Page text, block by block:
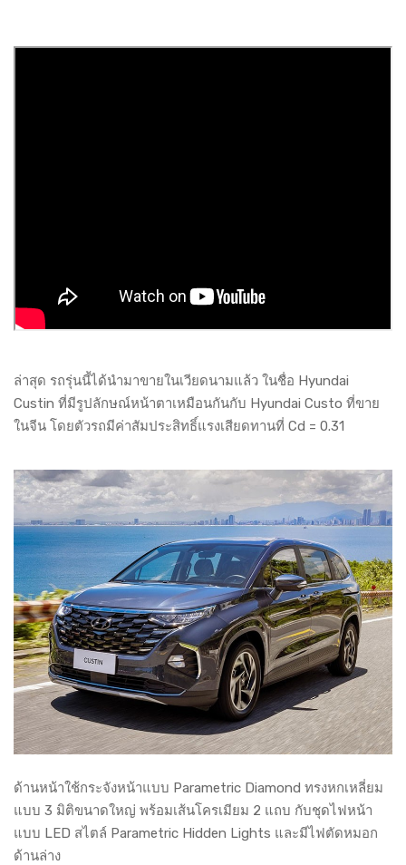
ล่าสุด รถรุ่นนี้ได้นำมาขายในเวียดนามแล้ว ในชื่อ Hyundai
Custin ที่มีรูปลักษณ์หน้าตาเหมือนกันกับ Hyundai Custo ที่ขาย
ในจีน โดยตัวรถมีค่าสัมประสิทธิ์แรงเสียดทานที่ Cd = 0.31
ด้านหน้าใช้กระจังหน้าแบบ Parametric Diamond ทรงหกเหลี่ยม
แบบ 3 มิติขนาดใหญ่ พร้อมเส้นโครเมียม 2 แถบ กับชุดไฟหน้า
แบบ LED สไตล์ Parametric Hidden Lights และมีไฟตัดหมอก
ด้านล่าง